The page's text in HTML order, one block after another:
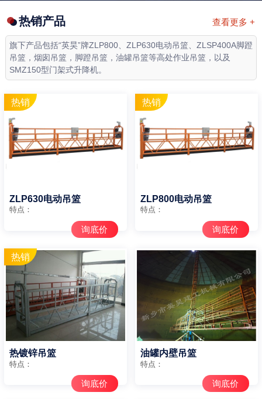
查看更多 +
热销产品
旗下产品包括“英昊”牌ZLP800、ZLP630电动吊篮、ZLSP400A脚蹬
吊篮，烟囱吊篮，脚蹬吊篮，油罐吊篮等高处作业吊篮，以及
SMZ150型门架式升降机。
ZLP630电动吊篮
特点：
询底价
ZLP800电动吊篮
特点：
询底价
热镀锌吊篮
特点：
询底价
油罐内壁吊篮
特点：
询底价